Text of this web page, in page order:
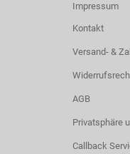
Impressum
Kontakt
Versand- &
AGB
Privatsphäre
Callback